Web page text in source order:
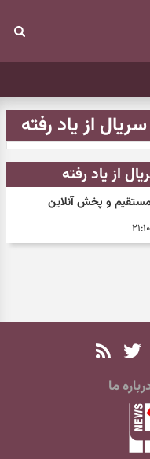
از یاد رفته
از یاد رفته
ما